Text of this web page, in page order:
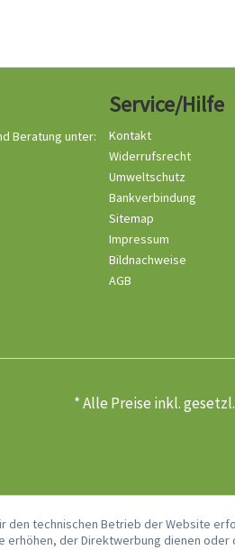
Beratung unter:
Service/Hilfe
Kontakt
Widerrufsrecht
Umweltschutz
Bankverbindung
Sitemap
Impressum
Bildnachweise
AGB
* Alle Preise inkl.
den technischen Betrieb der Website
der Direktwerbung dienen